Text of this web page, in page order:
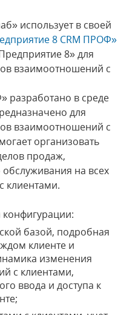
использует в своей
8 CRM ПРОФ»
8» для
взаимоотношений с
разработано в среде
для
взаимоотношений с
организовать
продаж,
на всех
клиентами.
базой, подробная
клиенте и
изменения
с клиентами,
ввода и доступа к